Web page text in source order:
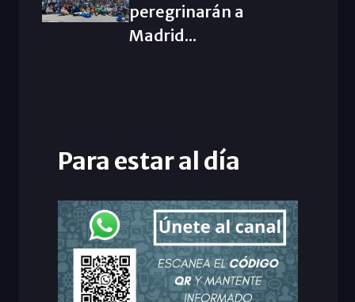
peregrinarán a
Madrid...
Para estar al día